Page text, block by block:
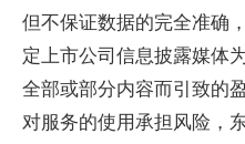
但不保证数据的完全准确
定上市公司信息披露媒体
全部或部分内容而引致的
对服务的使用承担风险，